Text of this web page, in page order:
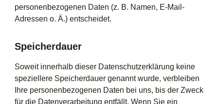
personenbezogenen Daten (z. B. Namen, E-Mail-
Adressen o. Ä.) entscheidet.
Speicherdauer
Soweit innerhalb dieser Datenschutzerklärung keine
speziellere Speicherdauer genannt wurde, verbleiben
Ihre personenbezogenen Daten bei uns, bis der Zweck
für die Datenverarbeitung entfällt. Wenn Sie ein